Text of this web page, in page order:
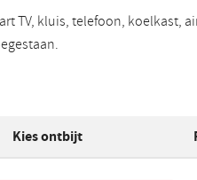
TV, kluis, telefoon,
Kies ontbijt